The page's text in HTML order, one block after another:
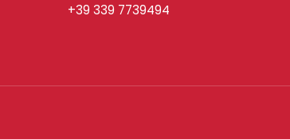
+39 339 7739494